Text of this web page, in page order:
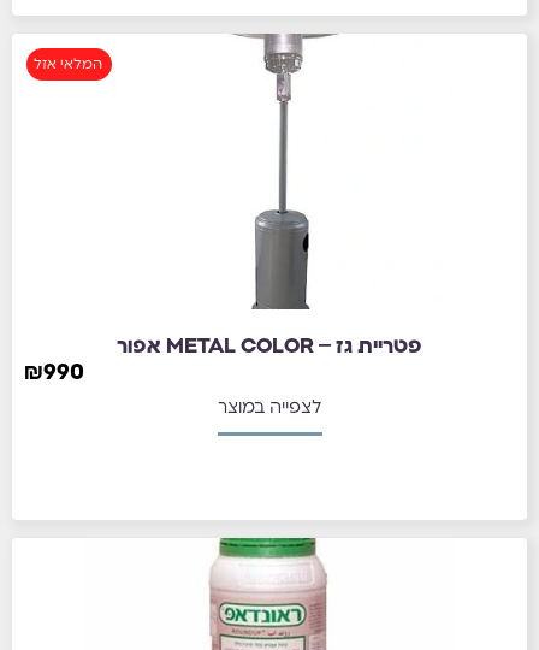
המלאי אזל
פטריית גז – METAL COLOR אפור
₪990
לצפייה במוצר